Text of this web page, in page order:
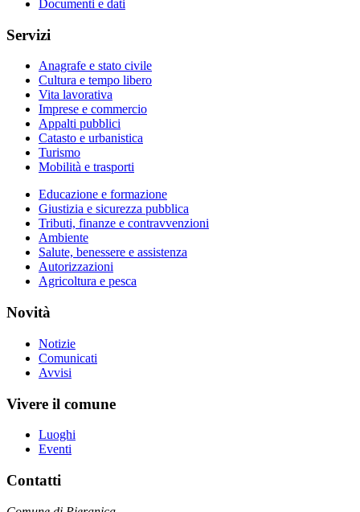
Documenti e dati
Servizi
Anagrafe e stato civile
Cultura e tempo libero
Vita lavorativa
Imprese e commercio
Appalti pubblici
Catasto e urbanistica
Turismo
Mobilità e trasporti
Educazione e formazione
Giustizia e sicurezza pubblica
Tributi, finanze e contravvenzioni
Ambiente
Salute, benessere e assistenza
Autorizzazioni
Agricoltura e pesca
Novità
Notizie
Comunicati
Avvisi
Vivere il comune
Luoghi
Eventi
Contatti